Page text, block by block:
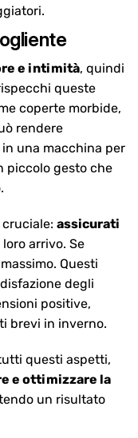
e intimità, quindi
queste
coperte morbide,
rendere
in una macchina per
piccolo gesto che
assicurati
loro arrivo. Se
Questi
degli
positive,
brevi in inverno.
questi aspetti,
e ottimizzare la
un risultato